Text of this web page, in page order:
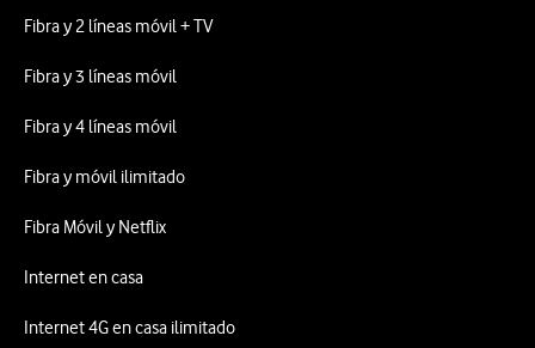
Fibra y 2 líneas móvil + TV
Fibra y 3 líneas móvil
Fibra y 4 líneas móvil
Fibra y móvil ilimitado
Fibra Móvil y Netflix
Internet en casa
Internet 4G en casa ilimitado